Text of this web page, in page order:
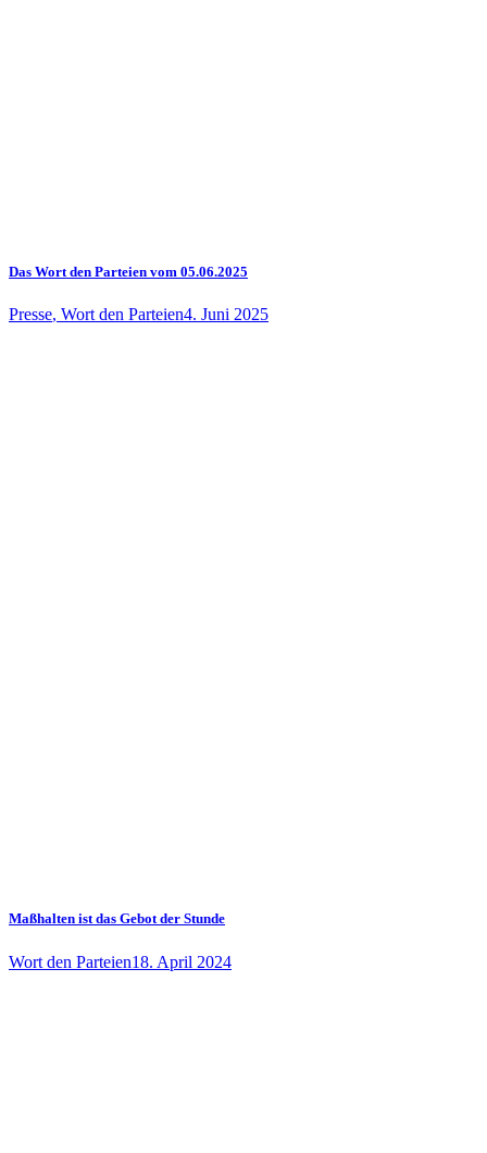
Das Wort den Parteien vom 05.06.2025
Presse, Wort den Parteien4. Juni 2025
Maßhalten ist das Gebot der Stunde
Wort den Parteien18. April 2024